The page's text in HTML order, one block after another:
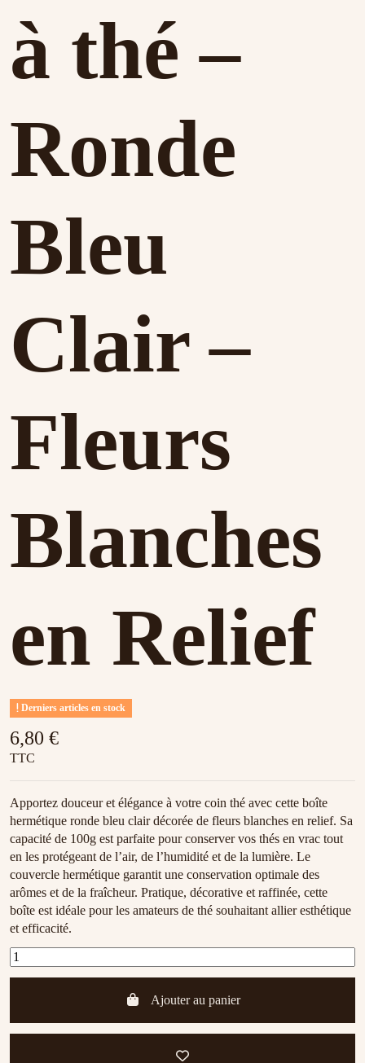
à thé –
Ronde
Bleu
Clair –
Fleurs
Blanches
en Relief
Derniers articles en stock
6,80 €
TTC
Apportez douceur et élégance à votre coin thé avec cette boîte
hermétique ronde bleu clair décorée de fleurs blanches en relief. Sa
capacité de 100g est parfaite pour conserver vos thés en vrac tout
en les protégeant de l’air, de l’humidité et de la lumière. Le
couvercle hermétique garantit une conservation optimale des
arômes et de la fraîcheur. Pratique, décorative et raffinée, cette
boîte est idéale pour les amateurs de thé souhaitant allier esthétique
et efficacité.
Ajouter au panier